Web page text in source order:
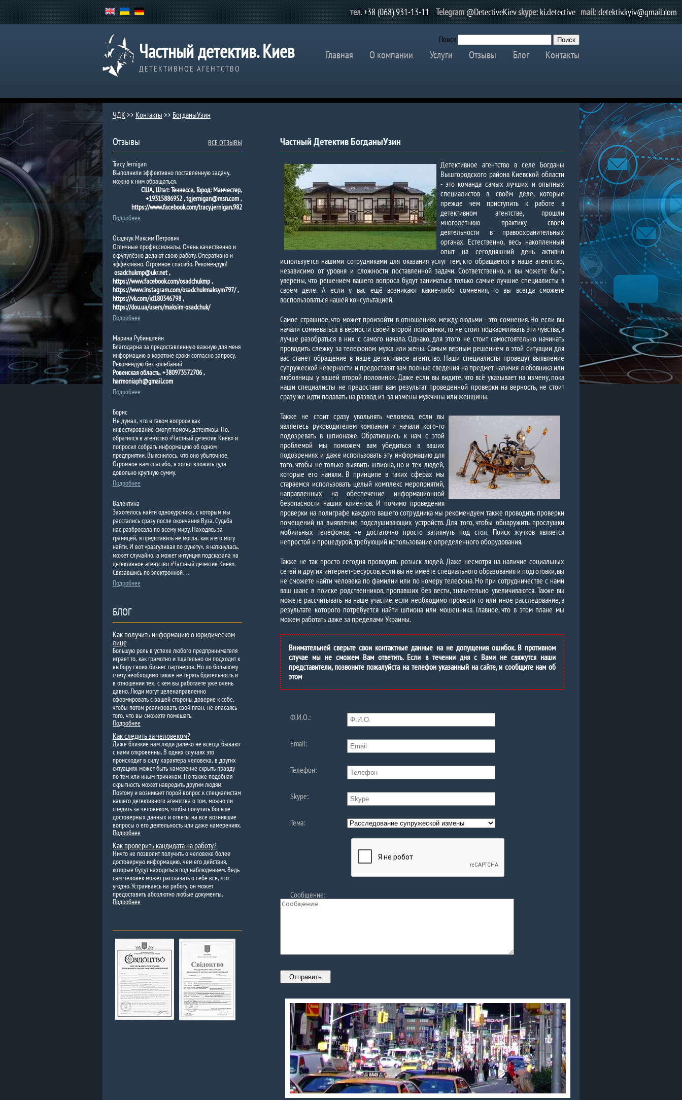
тел.+38 (068) 931-13-11 Telegram@DetectiveKievskype:ki.detective mail:detektiv.kyiv@gmail.com
Частный детектив. Киев
ДЕТЕКТИВНОЕ АГЕНТСТВО
Поиск
Главная О компании Услуги Отзывы Блог Контакты
ЧДК>> Контакты >> БогданыУзин
Частный Детектив БогданыУзин
Детективное агентство в селе Богданы
Вышгородского района Киевской области
- это команда самых лучших и опытных
специалистов в своём деле, которые
прежде чем приступить к работе в
детективном агентстве, прошли
многолетнюю практику своей
деятельности в правоохранительных
органах. Естественно, весь накопленный
опыт на сегодняшний день активно
используется нашими сотрудниками для оказания услуг тем, кто обращается в наше агентство,
независимо от уровня и сложности поставленной задачи. Соответственно, и вы можете быть
уверены, что решением вашего вопроса будут заниматься только самые лучшие специалисты в
своем деле. А если у вас ещё возникают какие-либо сомнения, то вы всегда сможете
воспользоваться нашей консультацией.
Самое страшное, что может произойти в отношениях между людьми - это сомнения. Но если вы
начали сомневаться в верности своей второй половинки, то не стоит подкармливать эти чувства, а
лучше разобраться в них с самого начала. Однако, для этого не стоит самостоятельно начинать
проводить слежку за телефоном мужа или жены. Самым верным решением в этой ситуации для
вас станет обращение в наше детективное агентство. Наши специалисты проведут выявление
супружеской неверности и предоставят вам полные сведения на предмет наличия любовника или
любовницы у вашей второй половинки. Даже если вы видите, что всё указывает на измену, пока
наши специалисты не предоставят вам результат проведенной проверки на верность, не стоит
сразу же идти подавать на развод из-за измены мужчины или женщины.
Также не стоит сразу увольнять человека, если вы
являетесь руководителем компании и начали кого-то
подозревать в шпионаже. Обратившись к нам с этой
проблемой мы поможем вам убедиться в ваших
подозрениях и даже использовать эту информацию для
того, чтобы не только выявить шпиона, но и тех людей,
которые его наняли. В принципе в таких сферах мы
стараемся использовать целый комплекс мероприятий,
направленных на обеспечение информационной
безопасности наших клиентов. И помимо проведения
проверки на полиграфе каждого вашего сотрудника мы рекомендуем также проводить проверки
помещений на выявление подслушивающих устройств. Для того, чтобы обнаружить прослушки
мобильных телефонов, не достаточно просто заглянуть под стол. Поиск жучков является
непростой и процедурой, требующий использование определенного оборудования.
Также не так просто сегодня проводить розыск людей. Даже несмотря на наличие социальных
сетей и других интернет-ресурсов, если вы не имеете специального образования и подготовки, вы
не сможете найти человека по фамилии или по номеру телефона. Но при сотрудничестве с нами
ваш шанс в поиске родственников, пропавших без вести, значительно увеличиваются. Также вы
можете рассчитывать на наше участие, если необходимо провести то или иное расследование, в
результате которого потребуется найти шпиона или мошенника. Главное, что в этом плане мы
можем работать даже за пределами Украины.
Внимательней сверьте свои контактные данные на не допущения ошибок. В противном
случае мы не сможем Вам ответить. Если в течении дня с Вами не свяжутся наши
представители, позвоните пожалуйста на телефон указанный на сайте, и сообщите нам об
этом
Ф.И.О.:
Email:
Телефон:
Skype:
Тема:
Сообщение:
Отзывы ВСЕ ОТЗЫВЫ
Tracy Jernigan
Выполнили эффективно поставленную задачу,
можно к ним обращаться.
США, Штат: Теннесси, Город: Манчестер,
+19315886952 , tgjernigan@msn.com ,
https://www.facebook.com/tracy.jernigan.982
Подробнее
Осадчук Максим Петрович
Отличные профессионалы. Очень качественно и
скрупулёзно делают свою работу. Оперативно и
эффективно. Огромное спасибо. Рекомендую!
osadchukmp@ukr.net ,
https://www.facebook.com/osadchukmp ,
https://www.instagram.com/osadchukmaksym797/ ,
https://vk.com/id180346798 ,
https://dou.ua/users/maksim-osadchuk/
Подробнее
Марина Рубинштейн
Благодарна за предоставленную важную для меня
информацию в короткие сроки согласно запросу.
Рекомендую без колебаний
Ровенская область, +380973572706 ,
harmoniaph@gmail.com
Подробнее
Борис
Не думал, что в таком вопросе как
инвестирование смогут помочь детективы. Но,
обратился в агентство «Частный детектив Киев» и
попросил собрать информацию об одном
предприятии. Выяснилось, что оно убыточное.
Огромное вам спасибо, я хотел вложить туда
довольно крупную сумму.
Подробнее
Валентина
Захотелось найти однокурсника, с которым мы
расстались сразу после окончания Вуза. Судьба
нас разбросала по всему миру. Находясь за
границей, я представить не могла, как я его могу
найти. И вот «разгуливая по рунету», я наткнулась,
может случайно, а может интуиция подсказала на
детективное агентство «Частный детектив Киев».
Связавшись по электронной…
Подробнее
БЛОГ
Как получить информацию о юридическом
лице
Большую роль в успехе любого предпринимателя
играет то, как грамотно и тщательно он подходит к
выбору своих бизнес партнеров. Но по большому
счету необходимо также не терять бдительность и
в отношении тех, с кем вы работаете уже очень
давно. Люди могут целенаправленно
сформировать с вашей стороны доверие к себе,
чтобы потом реализовать свой план, не опасаясь
того, что вы сможете помешать.
Подробнее
Как следить за человеком?
Даже близкие нам люди далеко не всегда бывают
с нами откровенны. В одних случаях это
происходит в силу характера человека, в других
ситуациях может быть намерение скрыть правду
по тем или иным причинам. Но также подобная
скрытность может навредить другим людям.
Поэтому и возникает порой вопрос к специалистам
нашего детективного агентства о том, можно ли
следить за человеком, чтобы получить больше
достоверных данных и ответы на все возникшие
вопросы о его деятельность или даже намерениях.
Подробнее
Как проверить кандидата на работу?
Ничто не позволит получить о человеке более
достоверную информацию, чем его действия,
которые будут находиться под наблюдением. Ведь
сам человек может рассказать о себе все, что
угодно. Устраиваясь на работу, он может
предоставить абсолютно любые документы.
Подробнее